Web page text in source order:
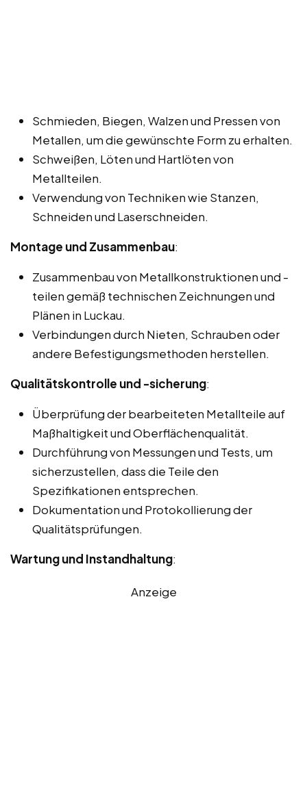
Schmieden, Biegen, Walzen und Pressen von
Metallen, um die gewünschte Form zu erhalten.
Schweißen, Löten und Hartlöten von
Metallteilen.
Verwendung von Techniken wie Stanzen,
Schneiden und Laserschneiden.
Montage und Zusammenbau:
Zusammenbau von Metallkonstruktionen und -
teilen gemäß technischen Zeichnungen und
Plänen in Luckau.
Verbindungen durch Nieten, Schrauben oder
andere Befestigungsmethoden herstellen.
Qualitätskontrolle und -sicherung:
Überprüfung der bearbeiteten Metallteile auf
Maßhaltigkeit und Oberflächenqualität.
Durchführung von Messungen und Tests, um
sicherzustellen, dass die Teile den
Spezifikationen entsprechen.
Dokumentation und Protokollierung der
Qualitätsprüfungen.
Wartung und Instandhaltung:
Anzeige